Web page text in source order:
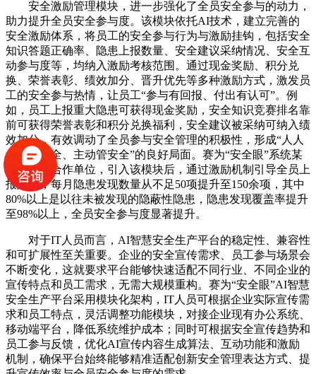
安全激励管理模块，进一步强化了全员安全参与的动力，
助力提升全员安全参与度。该模块依托AI技术，建立完善的
安全激励体系，将员工的安全参与行为与激励挂钩，包括安全
知识答题正确率、隐患上报数量、安全建议采纳情况、安全互
动参与度等，均纳入激励考核范围。通过现金奖励、积分兑
换、荣誉表彰、绩效加分、晋升优先等多种激励方式，激发员
工的安全参与热情，让员工“参与有回报、付出有认可”。例
如，员工上报重大隐患可获得现金奖励，安全知识竞赛排名靠
前可获得荣誉表彰和积分兑换福利，安全建议被采纳可纳入绩
效加分，有效调动了全员参与安全管理的积极性，形成“人人
争着学安全、主动管安全”的良好局面。赛为“安全眼”系统某
建材行业合作单位，引入该模块后，通过激励机制引导全员上
报隐患，每月隐患发现数量从不足50项提升至150余项，其中
80%以上是以往未被发现的隐蔽性隐患，隐患发现覆盖率提升
至98%以上，全员安全参与度显著提升。
对于IT人员而言，AI智慧安全生产平台的稳定性、兼容性
和可扩展性至关重要。企业的安全宣传需求、员工参与场景会
不断变化，这就要求平台能够快速适配不同行业、不同企业的
宣传特点和员工需求，无需大规模重构。赛为“安全眼”AI智慧
安全生产平台采用模块化架构，IT人员可根据企业实际宣传需
求和员工特点，灵活调整功能模块，对接企业现有办公系统、
移动端平台，降低系统维护成本；同时可根据安全宣传趋势和
员工参与反馈，优化AI宣传内容生成算法、互动功能和激励
机制，确保平台始终能够精准适配创新安全管理表达方式、提